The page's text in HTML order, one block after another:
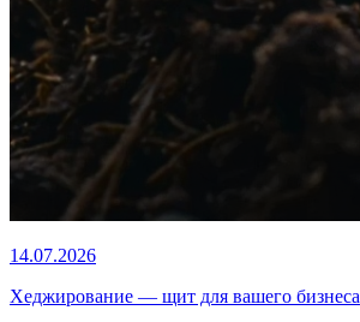
14.07.2026
Хеджирование — щит для вашего бизнеса